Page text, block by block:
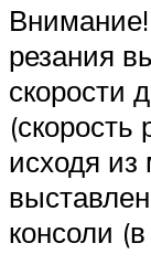
резания
скорости
(скорость
исходя из
консоли